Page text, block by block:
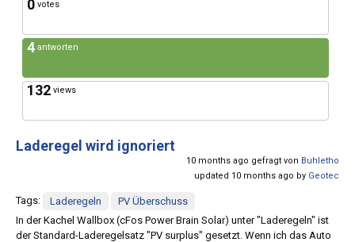
0 votes
4 antworten
132 views
Laderegel wird ignoriert
10 months ago gefragt von Buhletho
updated 10 months ago by Geotec
Tags: Laderegeln
PV Überschuss
In der Kachel Wallbox (cFos Power Brain Solar) unter "Laderegeln" ist
der Standard-Laderegelsatz "PV surplus" gesetzt. Wenn ich das Auto